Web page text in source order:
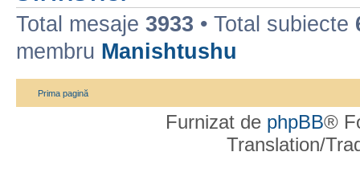
Total mesaje 3933 • Total subiecte
membru Manishtushu
Prima pagină
Furnizat de phpBB®
Translation/